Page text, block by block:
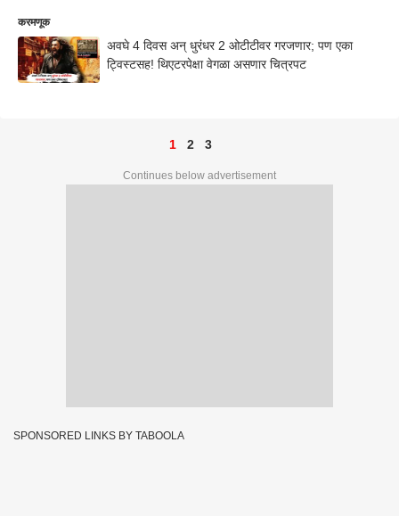
करमणूक
अवघे 4 दिवस अन् धुरंधर 2 ओटीटीवर गरजणार; पण एका
ट्विस्टसह! थिएटरपेक्षा वेगळा असणार चित्रपट
1 2 3
Continues below advertisement
SPONSORED LINKS BY TABOOLA